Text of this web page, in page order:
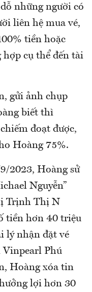
những người có
liên hệ mua vé,
tiền hoặc
cụ thể đến tài
gửi ảnh chụp
biết thì
đoạt được,
Hoàng 75%.
2023, Hoàng sử
Nguyễn”
Trịnh Thị N
tiền hơn 40 triệu
lý nhận đặt vé
Vinpearl Phú
Hoàng xóa tin
lợi hơn 30